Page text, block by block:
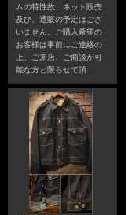
ムの特性故、ネット販売
及び、通販の予定はござ
いません。ご購入希望の
お客様は事前にご連絡の
上、ご来店、ご商談が可
能な方と限らせて頂…